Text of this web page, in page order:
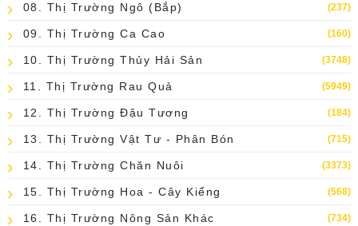
08. Thị Trường Ngô (bắp) (237)
09. Thị Trường Ca Cao (160)
10. Thị Trường Thủy Hải Sản (3748)
11. Thị Trường Rau Quả (5949)
12. Thị Trường Đậu Tương (184)
13. Thị Trường Vật Tư - Phân Bón (715)
14. Thị Trường Chăn Nuôi (3373)
15. Thị Trường Hoa - Cây Kiểng (568)
16. Thị Trường Nông Sản Khác (734)